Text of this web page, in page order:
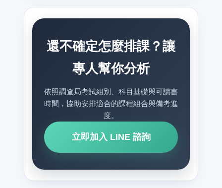
還不確定怎麼排課？讓
專人幫你分析
依照調查局考試組別、科目基礎與可讀書
時間，協助安排適合的課程組合與備考進
度。
立即加入 LINE 諮詢